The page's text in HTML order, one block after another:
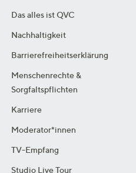
Das alles ist QVC
Nachhaltigkeit
Barrierefreiheitserklärung
Menschenrechte &
Sorgfaltspflichten
Karriere
Moderator*innen
TV-Empfang
Studio Live Tour